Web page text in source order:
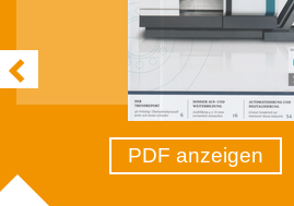
PDF anzeigen